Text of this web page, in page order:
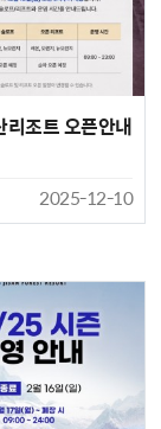
조트 오픈안내
2025-12-10